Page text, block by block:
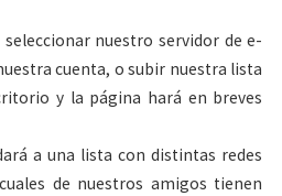
nuestro servidor de e-
cuenta, o subir nuestra lista
y la página hará en breves
a una lista con distintas redes
de nuestros amigos tienen